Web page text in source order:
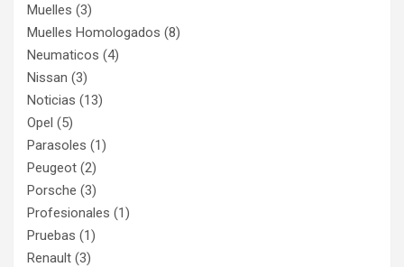
Muelles (3)
Muelles Homologados (8)
Neumaticos (4)
Nissan (3)
Noticias (13)
Opel (5)
Parasoles (1)
Peugeot (2)
Porsche (3)
Profesionales (1)
Pruebas (1)
Renault (3)